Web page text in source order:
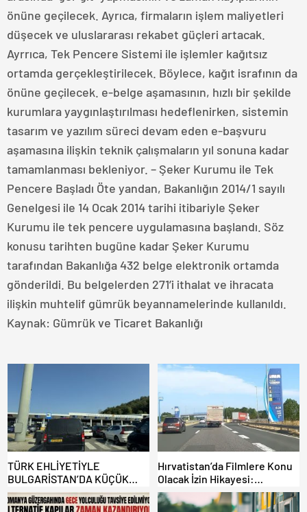
önüne geçilecek. Ayrıca, firmaların işlem maliyetleri
düşecek ve uluslararası rekabet güçleri artacak.
Ayrrıca, Tek Pencere Sistemi ile işlemler kağıtsız
ortamda gerçekleştirilecek. Böylece, kağıt israfının da
önüne geçilecek. e-belge aşamasının, hızlı bir şekilde
kurumlara yaygınlaştırılması hedeflenirken, sistemin
tasarım ve yazılım süreci devam eden e-başvuru
aşamasına ilişkin teknik çalışmaların yıl sonuna kadar
tamamlanması bekleniyor. – Şeker Kurumu ile Tek
Pencere Başladı Öte yandan, Bakanlığın 2014/1 sayılı
Genelgesi ile 14 Ocak 2014 tarihi itibariyle Şeker
Kurumu ile tek pencere uygulamasına başlandı. Söz
konusu tarihten bugüne kadar Şeker Kurumu
tarafından Bakanlığa 432 belge elektronik ortamda
gönderildi. Bu belgelerden 271’i ithalat ve ihracata
ilişkin muhtelif gümrük beyannamelerinde kullanıldı.
Kaynak: Gümrük ve Ticaret Bakanlığı
TÜRK EHLİYETİYLE
BULGARİSTAN’DA KÜÇÜK
HATA, ARACINA 6 AY EL
KONULMASINA YOL AÇTI
Hırvatistan’da Filmlere Konu
Olacak İzin Hikayesi:
Benzinlikte Eşini Unuttu!